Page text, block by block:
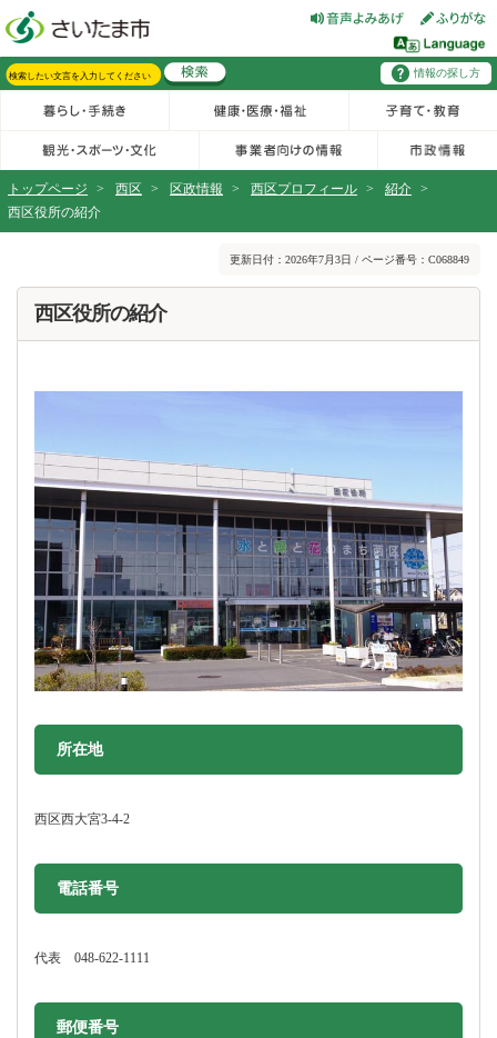
情報の探し方
トップページ > 西区 > 区政情報 > 西区プロフィール > 紹介 >
西区役所の紹介
更新日付：2026年7月3日 / ページ番号：C068849
西区役所の紹介
所在地
西区西大宮3-4-2
電話番号
代表 048-622-1111
郵便番号